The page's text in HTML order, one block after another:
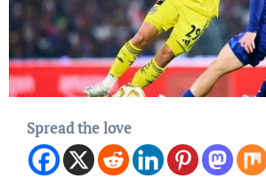
Spread the love